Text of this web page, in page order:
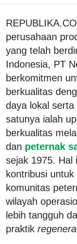
perusahaan
yang telah
Indonesia, PT
berkomitmen
berkualitas
daya lokal
satunya ialah
berkualitas
dan peternak
sejak 1975. Hal
kontribusi
komunitas
wilayah
lebih tangguh
praktik